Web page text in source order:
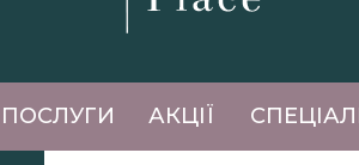
ПОСЛУГИ АКЦІЇ